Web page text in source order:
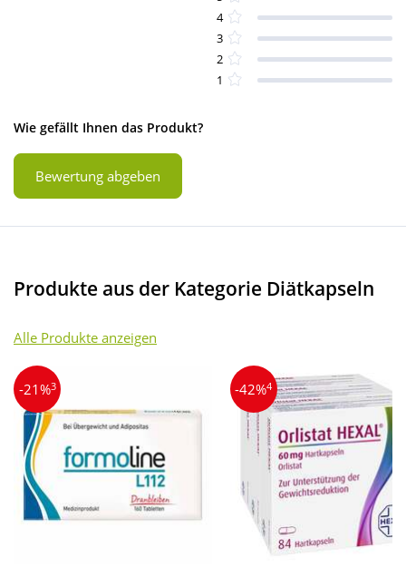
4
3
2
1
Wie gefällt Ihnen das Produkt?
Bewertung abgeben
Produkte aus der Kategorie Diätkapseln
Alle Produkte anzeigen
-21%3 -42%4